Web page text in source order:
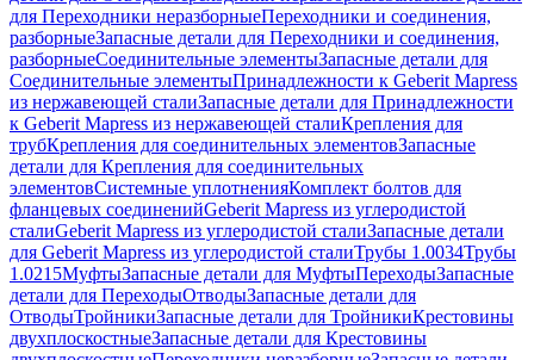
для Переходники неразборныеПереходники и соединения,
разборныеЗапасные детали для Переходники и соединения,
разборныеСоединительные элементыЗапасные детали для
Соединительные элементыПринадлежности к Geberit Mapress
из нержавеющей сталиЗапасные детали для Принадлежности
к Geberit Mapress из нержавеющей сталиКрепления для
трубКрепления для соединительных элементовЗапасные
детали для Крепления для соединительных
элементовСистемные уплотненияКомплект болтов для
фланцевых соединенийGeberit Mapress из углеродистой
сталиGeberit Mapress из углеродистой сталиЗапасные детали
для Geberit Mapress из углеродистой сталиТрубы 1.0034Трубы
1.0215МуфтыЗапасные детали для МуфтыПереходыЗапасные
детали для ПереходыОтводыЗапасные детали для
ОтводыТройникиЗапасные детали для ТройникиКрестовины
двухплоскостныеЗапасные детали для Крестовины